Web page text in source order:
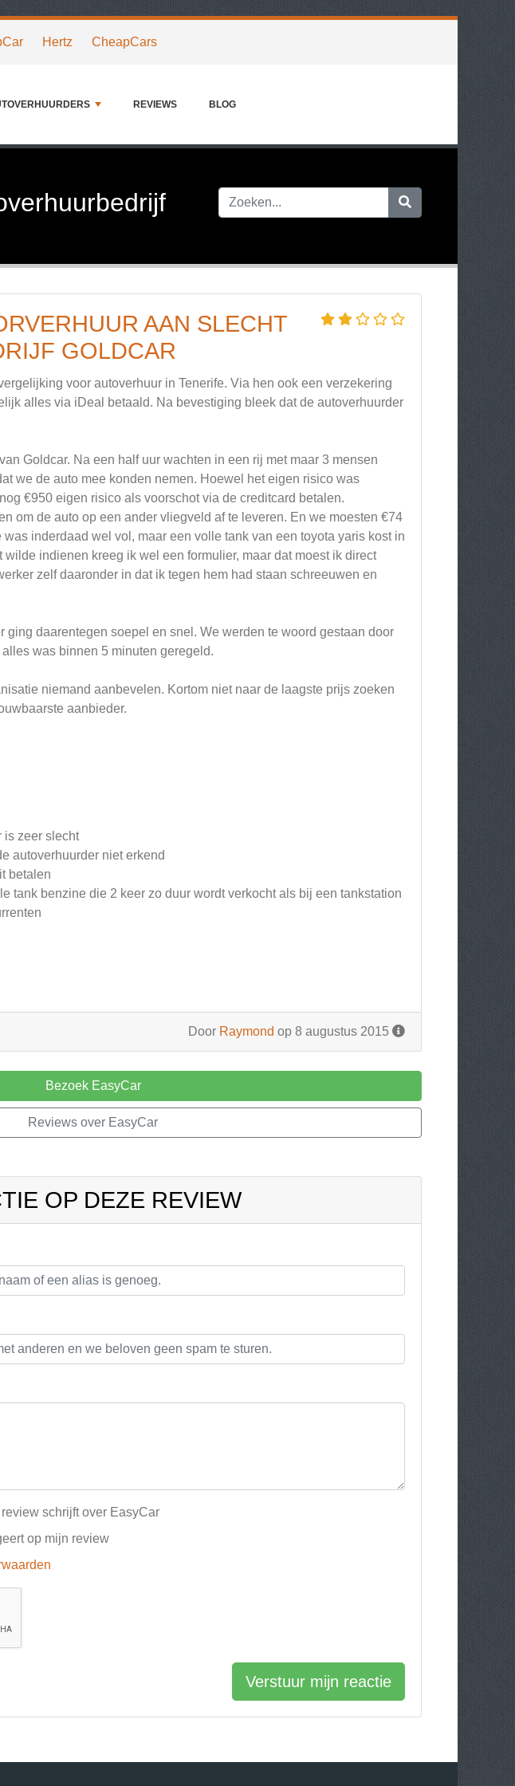
Hertz CheapCars
REVIEWS BLOG
AAN SLECHT
GOLDCAR
voor autoverhuur in Tenerife. Via hen ook een verzekering
alles via iDeal betaald. Na bevestiging bleek dat de autoverhuurder
Goldcar. Na een half uur wachten in een rij met maar 3 mensen
we de auto mee konden nemen. Hoewel het eigen risico was
€950 eigen risico als voorschot via de creditcard betalen.
om de auto op een ander vliegveld af te leveren. En we moesten €74
inderdaad wel vol, maar een volle tank van een toyota yaris kost in
indienen kreeg ik wel een formulier, maar dat moest ik direct
zelf daaronder in dat ik tegen hem had staan schreeuwen en
ging daarentegen soepel en snel. We werden te woord gestaan door
was binnen 5 minuten geregeld.
niemand aanbevelen. Kortom niet naar de laagste prijs zoeken
aanbieder.
is zeer slecht
autoverhuurder niet erkend
betalen
tank benzine die 2 keer zo duur wordt verkocht als bij een tankstation
Door Raymond op 8 augustus 2015
Bezoek EasyCar
Reviews over EasyCar
OP DEZE REVIEW
schrijft over EasyCar
op mijn review
Verstuur mijn reactie